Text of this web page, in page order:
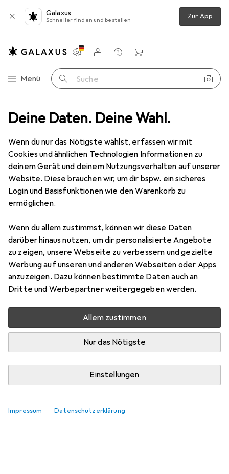
Deine Daten. Deine Wahl.
Wenn du nur das Nötigste wählst, erfassen wir mit
Cookies und ähnlichen Technologien Informationen zu
deinem Gerät und deinem Nutzungsverhalten auf unserer
Website. Diese brauchen wir, um dir bspw. ein sicheres
Login und Basisfunktionen wie den Warenkorb zu
ermöglichen.
Wenn du allem zustimmst, können wir diese Daten
darüber hinaus nutzen, um dir personalisierte Angebote
zu zeigen, unsere Webseite zu verbessern und gezielte
Werbung auf unseren und anderen Webseiten oder Apps
anzuzeigen. Dazu können bestimmte Daten auch an
Dritte und Werbepartner weitergegeben werden.
Allem zustimmen
Nur das Nötigste
Einstellungen
Impressum Datenschutzerklärung
Galaxus
Schneller finden und bestellen Zur App
Navigation nach Kategorien
Menü Suche
Einstellungen
Kundenkonto
Vergleichslisten
Merklisten
Warenkorb
Equiairbag
Kategorien anzeigen